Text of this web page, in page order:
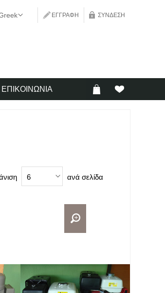
ΕΓΓΡΑΦΉ ΣΎΝΔΕΣΗ
ΕΠΙΚΟΙΝΩΝΊΑ
6 ανά σελίδα